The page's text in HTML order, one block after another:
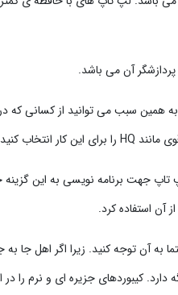
آن می باشد.
سبب می توانید از کسانی که در
تاپ جهت برنامه نویسی به این
آن استفاده کرد.
به آن توجه کنید. زیرا اگر اهل جا
کیبوردهای جزیره ای و نرم را در